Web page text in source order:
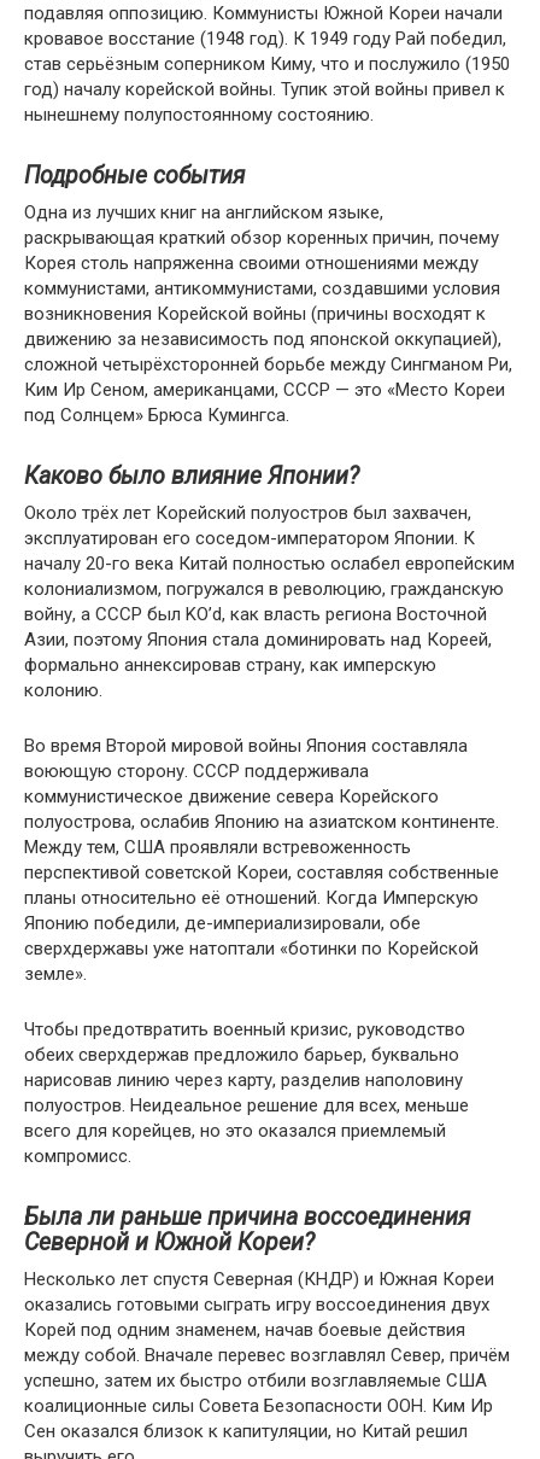
подавляя оппозицию. Коммунисты Южной Кореи начали
кровавое восстание (1948 год). К 1949 году Рай победил,
став серьёзным соперником Киму, что и послужило (1950
год) началу корейской войны. Тупик этой войны привел к
нынешнему полупостоянному состоянию.
Подробные события
Одна из лучших книг на английском языке,
раскрывающая краткий обзор коренных причин, почему
Корея столь напряженна своими отношениями между
коммунистами, антикоммунистами, создавшими условия
возникновения Корейской войны (причины восходят к
движению за независимость под японской оккупацией),
сложной четырёхсторонней борьбе между Сингманом Ри,
Ким Ир Сеном, американцами, СССР — это «Место Кореи
под Солнцем» Брюса Кумингса.
Каково было влияние Японии?
Около трёх лет Корейский полуостров был захвачен,
эксплуатирован его соседом-императором Японии. К
началу 20-го века Китай полностью ослабел европейским
колониализмом, погружался в революцию, гражданскую
войну, а СССР был KO’d, как власть региона Восточной
Азии, поэтому Япония стала доминировать над Кореей,
формально аннексировав страну, как имперскую
колонию.
Во время Второй мировой войны Япония составляла
воюющую сторону. СССР поддерживала
коммунистическое движение севера Корейского
полуострова, ослабив Японию на азиатском континенте.
Между тем, США проявляли встревоженность
перспективой советской Кореи, составляя собственные
планы относительно её отношений. Когда Имперскую
Японию победили, де-империализировали, обе
сверхдержавы уже натоптали «ботинки по Корейской
земле».
Чтобы предотвратить военный кризис, руководство
обеих сверхдержав предложило барьер, буквально
нарисовав линию через карту, разделив наполовину
полуостров. Неидеальное решение для всех, меньше
всего для корейцев, но это оказался приемлемый
компромисс.
Была ли раньше причина воссоединения
Северной и Южной Кореи?
Несколько лет спустя Северная (КНДР) и Южная Кореи
оказались готовыми сыграть игру воссоединения двух
Корей под одним знаменем, начав боевые действия
между собой. Вначале перевес возглавлял Север, причём
успешно, затем их быстро отбили возглавляемые США
коалиционные силы Совета Безопасности ООН. Ким Ир
Сен оказался близок к капитуляции, но Китай решил